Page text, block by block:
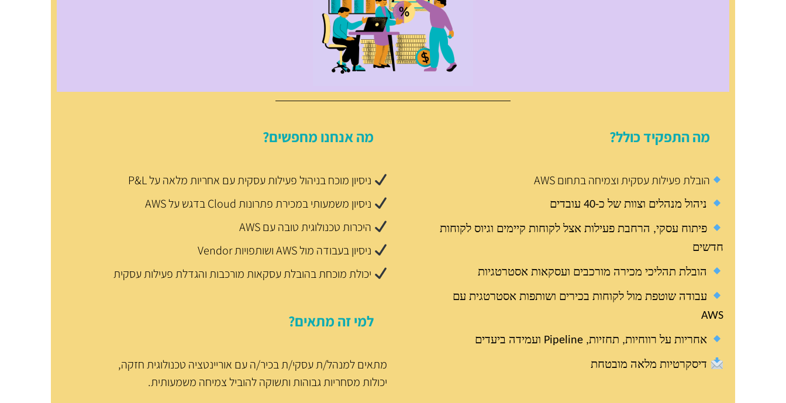
מה התפקיד כולל?
הובלת פעילות עסקית וצמיחה בתחוםAWS
ניהול מנהלים וצוות של כ-40 עובדים
פיתוח עסקי, הרחבת פעילות אצל לקוחות קיימים וגיוס לקוחות
חדשים
הובלת תהליכי מכירה מורכבים ועסקאות אסטרטגיות
עבודה שוטפת מול לקוחות בכירים ושותפות אסטרטגית עם
AWS
אחריות על רווחיות, תחזיות, Pipeline ועמידה ביעדים
דיסקרטיות מלאה מובטחת
מה אנחנו מחפשים?
ניסיון מוכח בניהול פעילות עסקית עם אחריות מלאה עלP&L
ניסיון משמעותי במכירת פתרונותCloudבדגש עלAWS
היכרות טכנולוגית טובה עםAWS
ניסיון בעבודה מולAWSושותפויותVendor
יכולת מוכחת בהובלת עסקאות מורכבות והגדלת פעילות עסקית
למי זה מתאים?
מתאים למנהל/ת עסקי/ת בכיר/ה עם אוריינטציה טכנולוגית חזקה,
יכולות מסחריות גבוהות ותשוקה להוביל צמיחה משמעותית.